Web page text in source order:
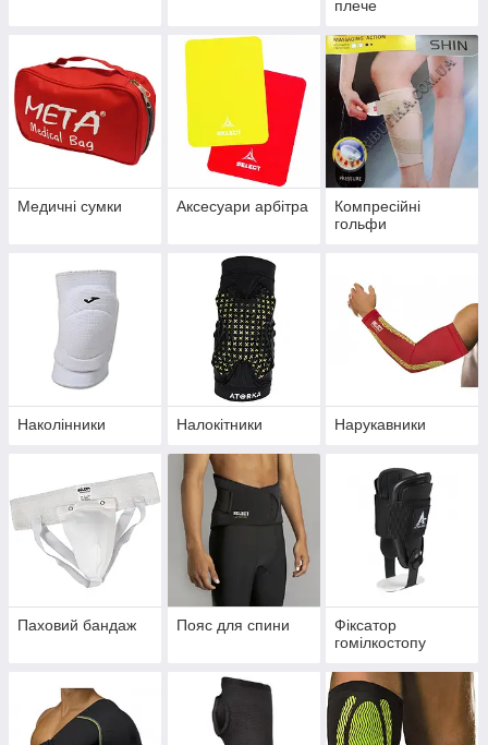
плече
Медичні сумки Аксесуари арбітра
Компресійні
гольфи
Наколінники Налокітники Нарукавники
Паховий бандаж Пояс для спини
Фіксатор
гомілкостопу